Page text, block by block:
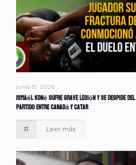
junio 19, 2026
Ismaël Koné sufre grave lesión y se despide
partido entre Canadá y Catar
Leer más